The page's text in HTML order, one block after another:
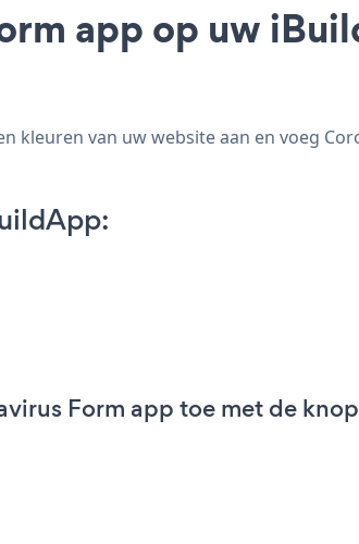
app op uw
kleuren van uw website aan en voeg
Form app toe met de